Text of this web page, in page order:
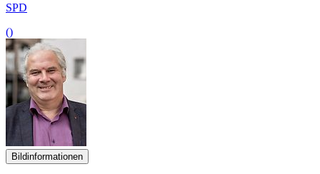
SPD
()
Bildinformationen